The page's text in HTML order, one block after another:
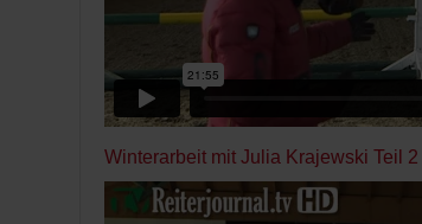
Winterarbeit mit Julia Krajewski Teil 2